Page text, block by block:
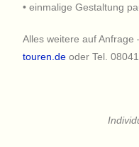
• einmalige Gestaltung
Alles weitere auf Anfrage
touren.de oder Tel.